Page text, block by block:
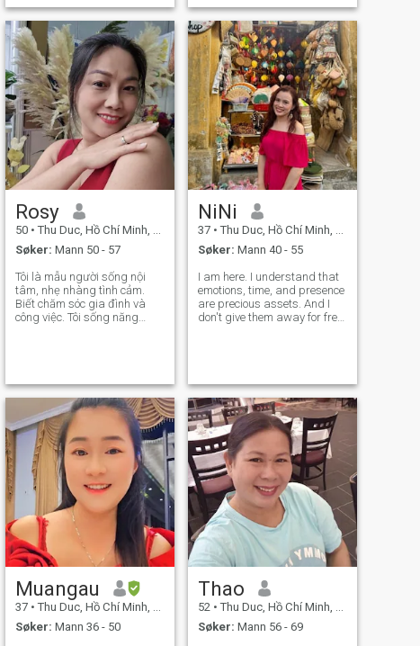
understanding, and mutual
support. I am here to
maturity, and meaningful co
Rosy
50 • Thu Duc, Hồ Chí Minh, Vietnam
Søker: Mann 50 - 57
Tôi là mẫu người sống nội
tâm, nhẹ nhàng tình cảm.
Biết chăm sóc gia đình và
công việc. Tôi sống năng
túc tiến đến hôn nhân. Nếu
bạn ch
NiNi
37 • Thu Duc, Hồ Chí Minh, Vietnam
Søker: Mann 40 - 55
I am here. I understand that
emotions, time, and presence
are precious assets. And I
don't give them away for free
counts. Because I don't show
up
Muangau
37 • Thu Duc, Hồ Chí Minh, Vietnam
Søker: Mann 36 - 50
Thao
52 • Thu Duc, Hồ Chí Minh, Vietnam
Søker: Mann 56 - 69